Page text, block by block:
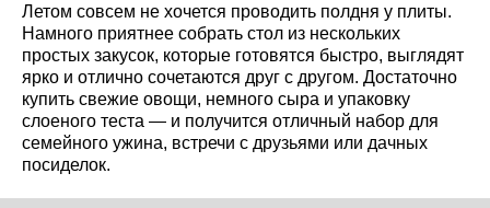
Летом совсем не хочется проводить полдня у плиты.
Намного приятнее собрать стол из нескольких
простых закусок, которые готовятся быстро, выглядят
ярко и отлично сочетаются друг с другом. Достаточно
купить свежие овощи, немного сыра и упаковку
слоеного теста — и получится отличный набор для
семейного ужина, встречи с друзьями или дачных
посиделок.